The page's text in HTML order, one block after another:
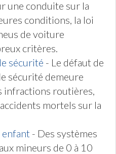
une conduite sur la
conditions, la loi
de voiture
critères.
sécurité - Le défaut de
sécurité demeure
infractions routières,
mortels sur la
enfant - Des systèmes
mineurs de 0 à 10